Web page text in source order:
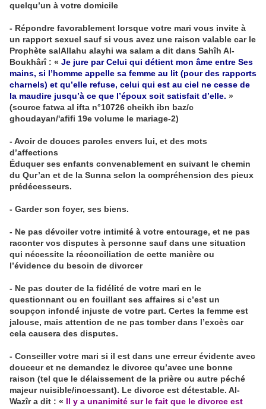
quelqu’un à votre domicile
- Répondre favorablement lorsque votre mari vous invite à
un rapport sexuel sauf si vous avez une raison valable car le
Prophète salAllahu alayhi wa salam a dit dans Sahîh Al-
Boukhârî : « Je jure par Celui qui détient mon âme entre Ses
mains, si l’homme appelle sa femme au lit (pour des rapports
charnels) et qu’elle refuse, celui qui est au ciel ne cesse de
la maudire jusqu’à ce que l’époux soit satisfait d’elle. »
(source fatwa al ifta n°10726 cheikh ibn baz/c
ghoudayan/'afifi 19e volume le mariage-2)
- Avoir de douces paroles envers lui, et des mots
d’affections
Éduquer ses enfants convenablement en suivant le chemin
du Qur’an et de la Sunna selon la compréhension des pieux
prédécesseurs.
- Garder son foyer, ses biens.
- Ne pas dévoiler votre intimité à votre entourage, et ne pas
raconter vos disputes à personne sauf dans une situation
qui nécessite la réconciliation de cette manière ou
l’évidence du besoin de divorcer
- Ne pas douter de la fidélité de votre mari en le
questionnant ou en fouillant ses affaires si c’est un
soupçon infondé injuste de votre part. Certes la femme est
jalouse, mais attention de ne pas tomber dans l’excès car
cela causera des disputes.
- Conseiller votre mari si il est dans une erreur évidente avec
douceur et ne demandez le divorce qu’avec une bonne
raison (tel que le délaissement de la prière ou autre péché
majeur nuisible/incessant). Le divorce est détestable. Al-
Wazîr a dit : « Il y a unanimité sur le fait que le divorce est